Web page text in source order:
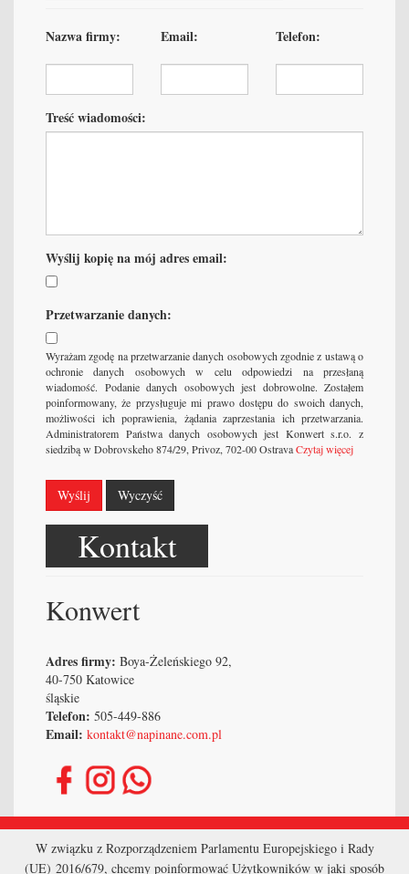
Nazwa firmy: Email: Telefon:
Treść wiadomości:
Wyślij kopię na mój adres email:
Przetwarzanie danych:
Wyrażam zgodę na przetwarzanie danych osobowych zgodnie z ustawą o
ochronie danych osobowych w celu odpowiedzi na przesłaną
wiadomość. Podanie danych osobowych jest dobrowolne. Zostałem
poinformowany, że przysługuje mi prawo dostępu do swoich danych,
możliwości ich poprawienia, żądania zaprzestania ich przetwarzania.
Administratorem Państwa danych osobowych jest Konwert s.r.o. z
siedzibą w Dobrovskeho 874/29, Privoz, 702-00 OstravaCzytaj więcej
Wyślij Wyczyść
Kontakt
Konwert
Adres firmy: Boya-Żeleńskiego 92,
40-750 Katowice
śląskie
Telefon: 505-449-886
Email: kontakt@napinane.com.pl
Strona główna
W związku z Rozporządzeniem Parlamentu Europejskiego i Rady
(UE) 2016/679, chcemy poinformować Użytkowników w jaki sposób